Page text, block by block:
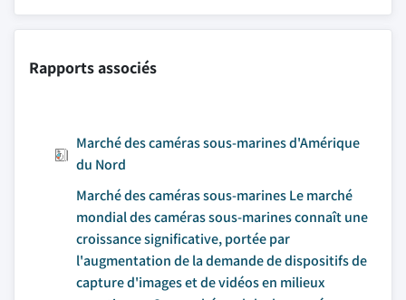
Rapports associés
Marché des caméras sous-marines d'Amérique
du Nord
Marché des caméras sous-marines Le marché
mondial des caméras sous-marines connaît une
croissance significative, portée par
l'augmentation de la demande de dispositifs de
capture d'images et de vidéos en milieux